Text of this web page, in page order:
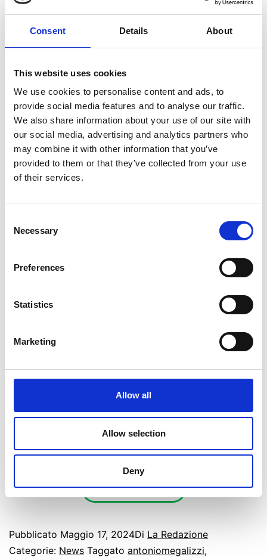
Consent Details About
This website uses cookies
We use cookies to personalise content and ads, to
provide social media features and to analyse our traffic.
We also share information about your use of our site with
our social media, advertising and analytics partners who
may combine it with other information that you’ve
provided to them or that they’ve collected from your use
of their services.
Selection
Necessary
Preferences
Statistics
Marketing
Allow all
Allow selection
Deny
pensato da
che tratta
temi a lui cari.
Quello di oggi è un episodio speciale
dedicato proprio ad Antonio. Infatti, in
occasione del FRU, il Festival delle Radio
Universitarie presso l’Università La
Sapienzadi Roma, martedì 15 è andata in
onda la MaratonaMegalizziintitolata“Non
Edoardo
riprendiamo alcuni discorsi
rapporto con i
in generale,
Unione
, in particolare su alcune iniziative
attuate nell’ultimo periodo per contrastare
fenomeni di disinformazione e per educare
al corretto utilizzo dei sistemi digitali.
Buon ascolto.
CTRL+ALT+CANC
Pubblicato Maggio 17, 2024Di La Redazione
Categorie: News Taggato antoniomegalizzi,